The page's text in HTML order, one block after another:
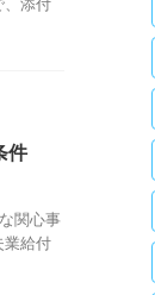
件
関心事
業給付